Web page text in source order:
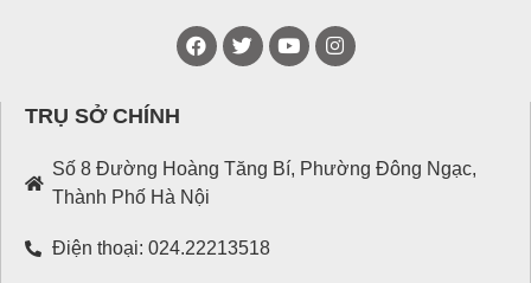
TRỤ SỞ CHÍNH
Số 8 Đường Hoàng Tăng Bí, Phường Đông Ngạc,
Thành Phố Hà Nội
Điện thoại: 024.22213518